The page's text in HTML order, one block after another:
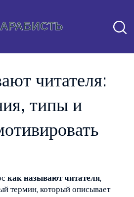
читателя:
типы и
как называют читателя,
термин, который описывает